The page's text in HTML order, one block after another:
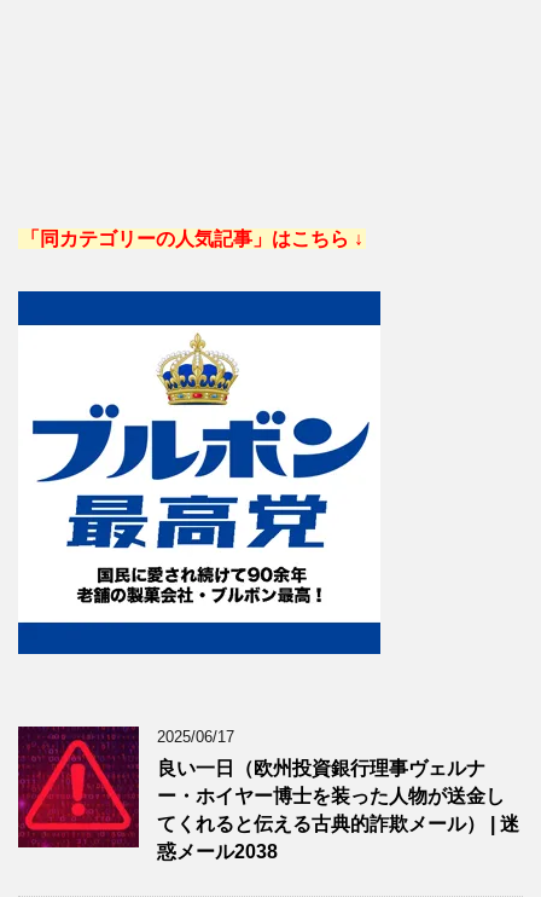
「同カテゴリーの人気記事」はこちら ↓
2025/06/17
良い一日（欧州投資銀行理事ヴェルナ
ー・ホイヤー博士を装った人物が送金し
てくれると伝える古典的詐欺メール） | 迷
惑メール2038